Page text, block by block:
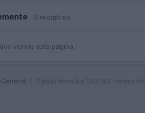
0 miembros
viendo esta página.
General